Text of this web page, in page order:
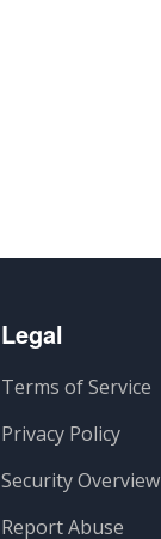
Legal
Terms of Service
Privacy Policy
Security Overview
Report Abuse